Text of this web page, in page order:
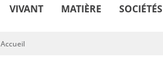
VIVANT MATIÈRE SOCIÉTÉS
Vous êtes ici
Accueil